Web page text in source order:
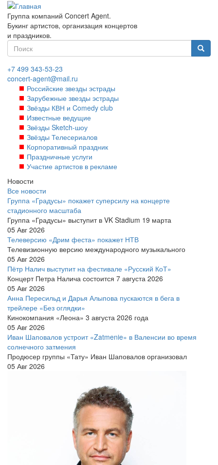
Перейти
основному
содержанию
Группа компаний Concert Agent.
Букинг артистов, организация концертов
и праздников.
Форма
поиска
+7 499 343-53-23
concert-agent@mail.ru
Российские звезды эстрады
Зарубежные звезды эстрады
Звёзды КВН и Comedy club
Известные ведущие
Звёзды Sketch-шоу
Звёзды Телесериалов
Корпоративный праздник
Праздничные услуги
Участие артистов в рекламе
Новости
Все новости
Группа «Градусы» покажет суперсилу на концерте
стадионного масштаба
Группа «Градусы» выступит в VK Stadium 19 марта
05 Авг 2026
Телеверсию «Дрим феста» покажет НТВ
Телевизионную версию международного музыкального
05 Авг 2026
Пётр Налич выступит на фестивале «Русский КоТ»
Концерт Петра Налича состоится 7 августа 2026
05 Авг 2026
Анна Пересильд и Дарья Алыпова пускаются в бега в
трейлере «Без оглядки»
Кинокомпания «Леона» 3 августа 2026 года
05 Авг 2026
Иван Шаповалов устроит «Zatmenie» в Валенсии во время
солнечного затмения
Продюсер группы «Тату» Иван Шаповалов организовал
05 Авг 2026